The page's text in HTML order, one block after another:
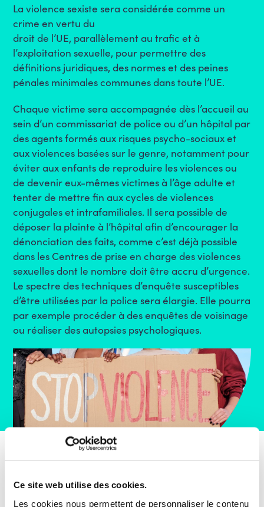
Ce site web utilise des cookies.
Les cookies nous permettent de personnaliser le contenu
La violence sexiste sera considérée comme un
crime en vertu du
droit de l’UE, parallèlement au trafic et à
l’exploitation sexuelle, pour permettre des
définitions juridiques, des normes et des peines
pénales minimales communes dans toute l’UE.
Chaque victime sera accompagnée dès l’accueil au
sein d’un commissariat de police ou d’un hôpital par
des agents formés aux risques psycho-sociaux et
aux violences basées sur le genre, notamment pour
éviter aux enfants de reproduire les violences ou
de devenir eux-mêmes victimes à l’âge adulte et
tenter de mettre fin aux cycles de violences
conjugales et intrafamiliales. Il sera possible de
déposer la plainte à l’hôpital afin d’encourager la
dénonciation des faits, comme c’est déjà possible
dans les Centres de prise en charge des violences
sexuelles dont le nombre doit être accru d’urgence.
Le spectre des techniques d’enquête susceptibles
d’être utilisées par la police sera élargie. Elle pourra
par exemple procéder à des enquêtes de voisinage
ou réaliser des autopsies psychologiques.